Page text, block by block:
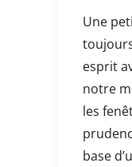
Une
esprit
notre
les
base